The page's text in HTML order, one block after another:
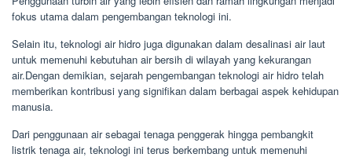
fokus utama dalam pengembangan teknologi ini.
Selain itu, teknologi air hidro juga digunakan dalam desalinasi air laut
untuk memenuhi kebutuhan air bersih di wilayah yang kekurangan
air.Dengan demikian, sejarah pengembangan teknologi air hidro telah
memberikan kontribusi yang signifikan dalam berbagai aspek kehidupan
manusia.
Dari penggunaan air sebagai tenaga penggerak hingga pembangkit
listrik tenaga air, teknologi ini terus berkembang untuk memenuhi